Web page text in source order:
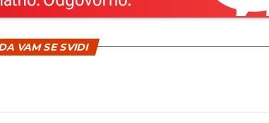
VAM SE SVIDI